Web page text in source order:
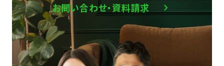
お問い合わせ・資料請求